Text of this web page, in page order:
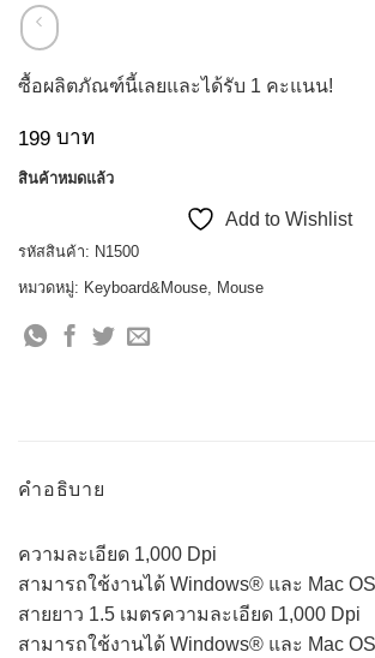
ซื้อผลิตภัณฑ์นี้เลยและได้รับ 1 คะแนน!
199 บาท
สินค้าหมดแล้ว
Add to Wishlist
รหัสสินค้า: N1500
หมวดหมู่: Keyboard&Mouse Mouse
คำอธิบาย
ความละเอียด 1,000 Dpi
สามารถใช้งานได้ Windows® และ Mac
สายยาว 1.5 เมตรความละเอียด 1,000 Dpi
สามารถใช้งานได้ Windows® และ Mac